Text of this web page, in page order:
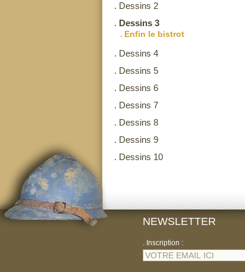
. Dessins 2
. Dessins 3
. Enfin le bistrot
. Dessins 4
. Dessins 5
. Dessins 6
. Dessins 7
. Dessins 8
. Dessins 9
. Dessins 10
NEWSLETTER
. Inscription :